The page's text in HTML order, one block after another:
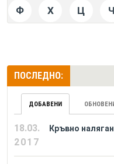
Ф Х Ц Ч
ПОСЛЕДНО:
ДОБАВЕНИ
18.03.
2017
Кръвно